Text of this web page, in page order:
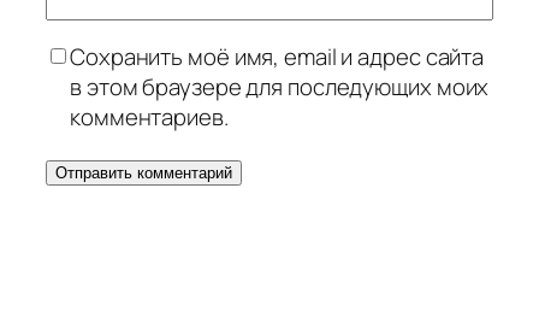
Сохранить моё имя, email и адрес сайта
в этом браузере для последующих моих
комментариев.